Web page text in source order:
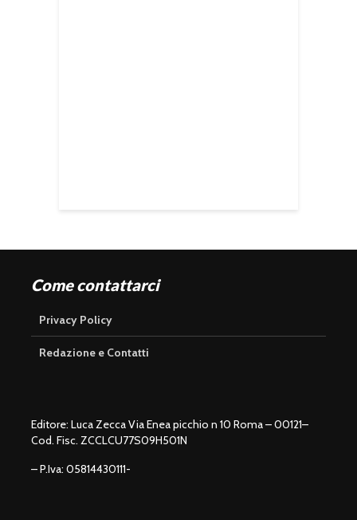
Come contattarci
Privacy Policy
Redazione e Contatti
Editore: Luca Zecca Via Enea picchio n 10 Roma – 00121–
Cod. Fisc. ZCCLCU77S09H501N
– P.Iva: 05814430111-